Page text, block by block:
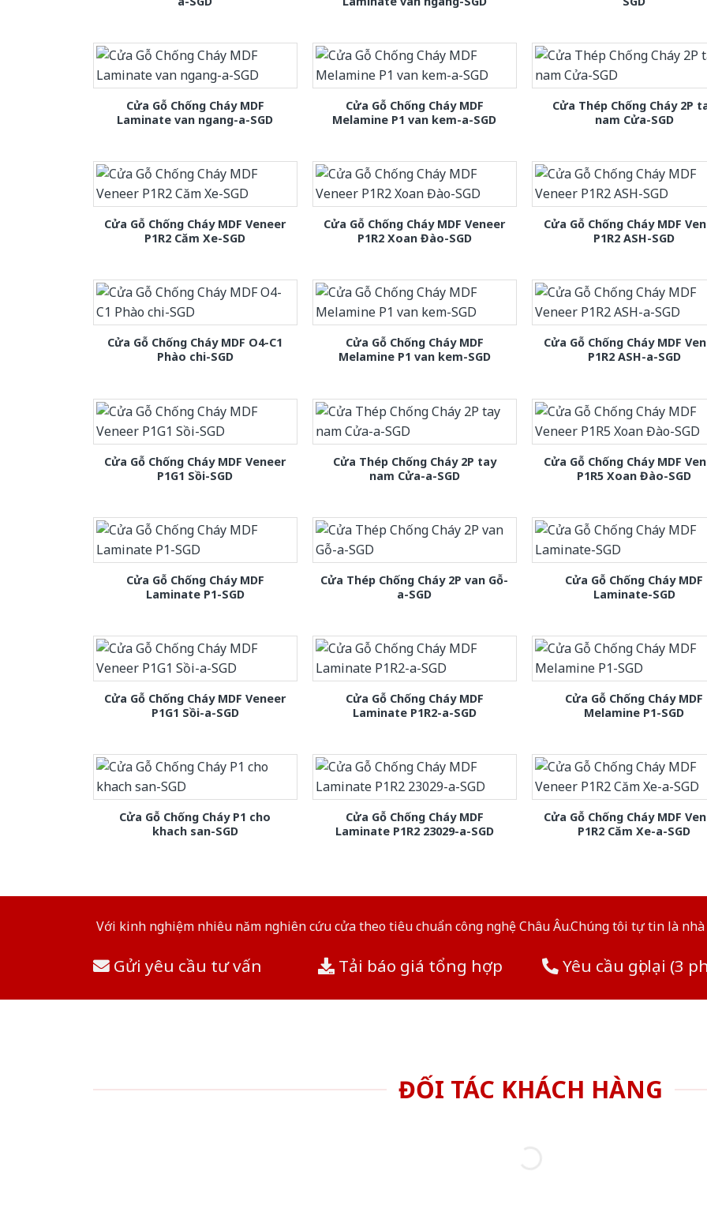
Cửa Gỗ Chống Cháy MDF
Laminate van ngang-a-SGD
Cửa Gỗ Chống Cháy MDF
Melamine P1 van kem-a-SGD
Cửa Thép Chống Cháy 2P
nam Cửa-SGD
Cửa Gỗ Chống Cháy MDF Veneer
P1R2 Căm Xe-SGD
Cửa Gỗ Chống Cháy MDF Veneer
P1R2 Xoan Đào-SGD
Cửa Gỗ Chống Cháy MDF
P1R2 ASH-SGD
Cửa Gỗ Chống Cháy MDF O4-C1
Phào chi-SGD
Cửa Gỗ Chống Cháy MDF
Melamine P1 van kem-SGD
Cửa Gỗ Chống Cháy MDF
P1R2 ASH-a-SGD
Cửa Gỗ Chống Cháy MDF Veneer
P1G1 Sồi-SGD
Cửa Thép Chống Cháy 2P tay
nam Cửa-a-SGD
Cửa Gỗ Chống Cháy MDF
P1R5 Xoan Đào-SGD
Cửa Gỗ Chống Cháy MDF
Laminate P1-SGD
Cửa Thép Chống Cháy 2P van Gỗ-
a-SGD
Cửa Gỗ Chống Cháy MDF
Laminate-SGD
Cửa Gỗ Chống Cháy MDF Veneer
P1G1 Sồi-a-SGD
Cửa Gỗ Chống Cháy MDF
Laminate P1R2-a-SGD
Cửa Gỗ Chống Cháy MDF
Melamine P1-SGD
Cửa Gỗ Chống Cháy P1 cho
khach san-SGD
Cửa Gỗ Chống Cháy MDF
Laminate P1R2 23029-a-SGD
Cửa Gỗ Chống Cháy MDF
P1R2 Căm Xe-a-SGD
Với kinh nghiệm nhiêu năm nghiên cứu cửa theo tiêu chuẩn công nghệ Châu Âu.Chúng tôi tự tin là
Gửi yêu cầu tư vấn Tải báo giá tổng hợp Yêu cầu gọi lại (3
ĐỐI TÁC KHÁCH HÀNG